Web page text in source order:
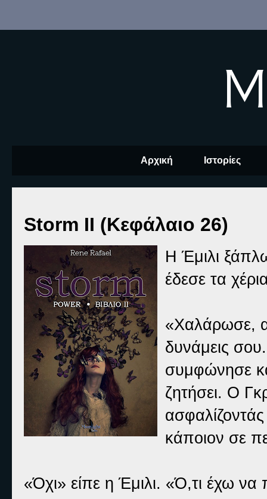
Αρχική Ιστορίες
Storm II (Κεφάλαιο 26)
Η Έμιλι
έδεσε τα
«Χαλάρωσε,
δυνάμεις
συμφώνησε
ζητήσει. Ο
κάποιον σε
«Όχι» είπε η Έμιλι. «Ό,τι έχω